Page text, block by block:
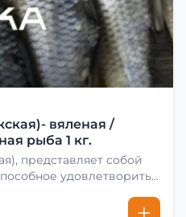
вяленая /
рыба 1 кг.
представляет собой
удовлетворить
сначала хорошо солят.